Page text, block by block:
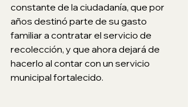
constante de la ciudadanía, que por
años destinó parte de su gasto
familiar a contratar el servicio de
recolección, y que ahora dejará de
hacerlo al contar con un servicio
municipal fortalecido.